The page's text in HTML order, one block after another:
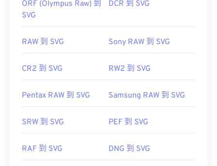
ORF (Olympus Raw) 到
SVG
DCR 到 SVG
RAW 到 SVG Sony RAW 到 SVG
CR2 到 SVG RW2 到 SVG
Pentax RAW 到 SVG Samsung RAW 到 SVG
SRW 到 SVG PEF 到 SVG
RAF 到 SVG DNG 到 SVG